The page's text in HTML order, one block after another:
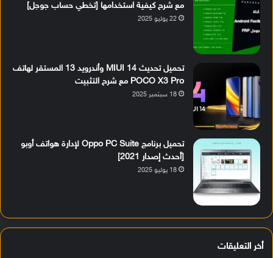
مع شرح كيفية استخدامها [تخطي حساب جوجل]
22 يوليو 2025
تحميل تحديث MIUI 14 وأندرويد 13 المستقر لهاتف
POCO X3 Pro مع شرح التثبيت
18 سبتمبر 2025
تحميل برنامج Oppo PC Suite لإدارة هواتف أوبو
[أحدث إصدار 2021]
18 يوليو 2025
أخر التعليقات